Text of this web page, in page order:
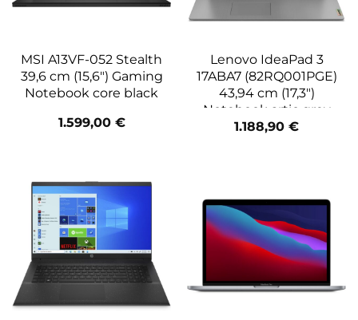
MSI A13VF-052 Stealth
39,6 cm (15,6″) Gaming
Notebook core black
1.599,00 €
Lenovo IdeaPad 3
17ABA7 (82RQ001PGE)
43,94 cm (17,3″)
Notebook artic grey
1.188,90 €